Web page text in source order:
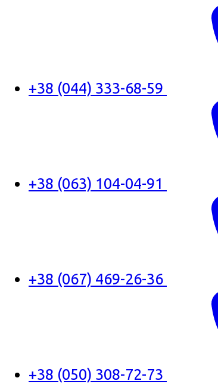
+38 (044) 333-68-59
+38 (063) 104-04-91
+38 (067) 469-26-36
+38 (050) 308-72-73